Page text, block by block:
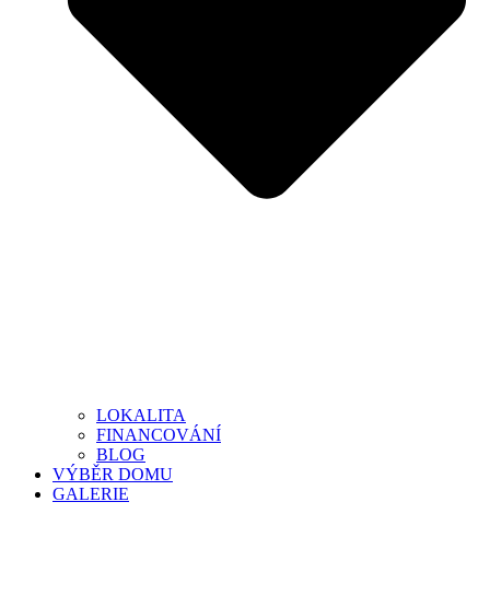
LOKALITA
FINANCOVÁNÍ
BLOG
VÝBĚR DOMU
GALERIE